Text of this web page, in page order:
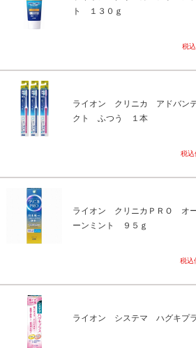
ト １３０ｇ
税
ライオン クリニカ アドバン
クト ふつう １本
税込
ライオン クリニカＰＲＯ オ
ーンミント ９５ｇ
税込
ライオン システマ ハグキプ